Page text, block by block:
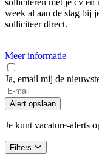
solliciteren met je cv
week al aan de slag bij
solliciteer direct.
Meer informatie
Ja, email mij de
Alert opslaan
Je kunt vacature-alerts
Filters